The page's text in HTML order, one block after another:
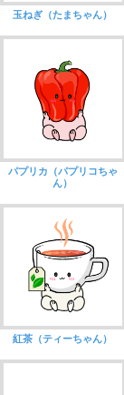
玉ねぎ（たまちゃん）
パプリカ（パプリコちゃ
ん）
紅茶（ティーちゃん）